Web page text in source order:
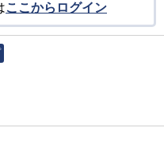
ここからログイン